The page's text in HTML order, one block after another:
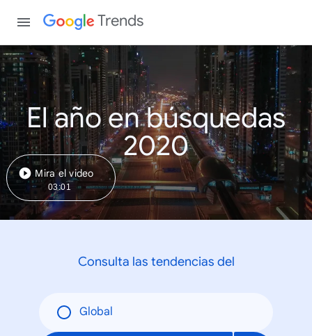
Trends
El año en búsquedas
2020
Mira el video
03:01
Consulta las tendencias del
Global